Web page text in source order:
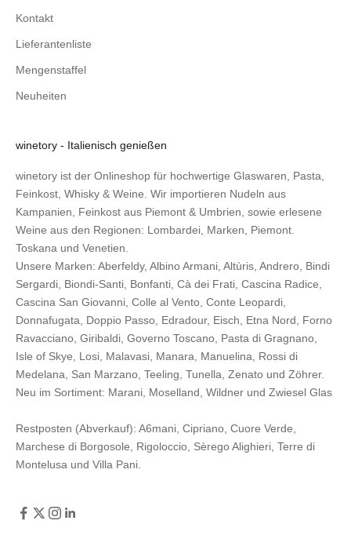
Kontakt
Lieferantenliste
Mengenstaffel
Neuheiten
winetory - Italienisch genießen
winetory ist der Onlineshop für hochwertige Glaswaren, Pasta,
Feinkost, Whisky & Weine. Wir importieren Nudeln aus
Kampanien, Feinkost aus Piemont & Umbrien, sowie erlesene
Weine aus den Regionen: Lombardei, Marken, Piemont.
Toskana und Venetien.
Unsere Marken: Aberfeldy, Albino Armani, Altùris, Andrero, Bindi
Sergardi, Biondi-Santi, Bonfanti, Cà dei Frati, Cascina Radice,
Cascina San Giovanni, Colle al Vento, Conte Leopardi,
Donnafugata, Doppio Passo, Edradour, Eisch, Etna Nord, Forno
Ravacciano, Giribaldi, Governo Toscano, Pasta di Gragnano,
Isle of Skye, Losi, Malavasi, Manara, Manuelina, Rossi di
Medelana, San Marzano, Teeling, Tunella, Zenato und Zöhrer.
Neu im Sortiment: Marani, Moselland, Wildner und Zwiesel Glas
Restposten (Abverkauf): A6mani, Cipriano, Cuore Verde,
Marchese di Borgosole, Rigoloccio, Sèrego Alighieri, Terre di
Montelusa und Villa Pani.